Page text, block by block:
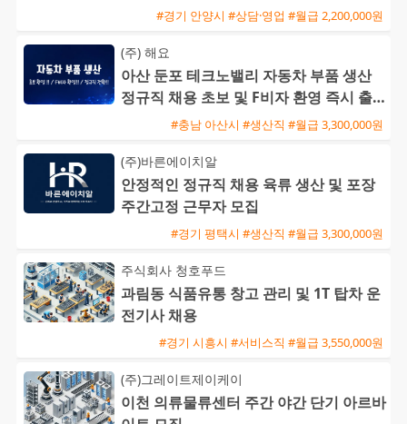
#경기 안양시 #상담·영업 #월급 2,200,000원
(주) 해요
아산 둔포 테크노밸리 자동차 부품 생산
정규직 채용 초보 및 F비자 환영 즉시 출
#충남 아산시 #생산직 #월급 3,300,000원
(주)바른에이치알
안정적인 정규직 채용 육류 생산 및 포장
주간고정 근무자 모집
#경기 평택시 #생산직 #월급 3,300,000원
주식회사 청호푸드
과림동 식품유통 창고 관리 및 1T 탑차 운
전기사 채용
#경기 시흥시 #서비스직 #월급 3,550,000원
(주)그레이트제이케이
이천 의류물류센터 주간 야간 단기 아르바